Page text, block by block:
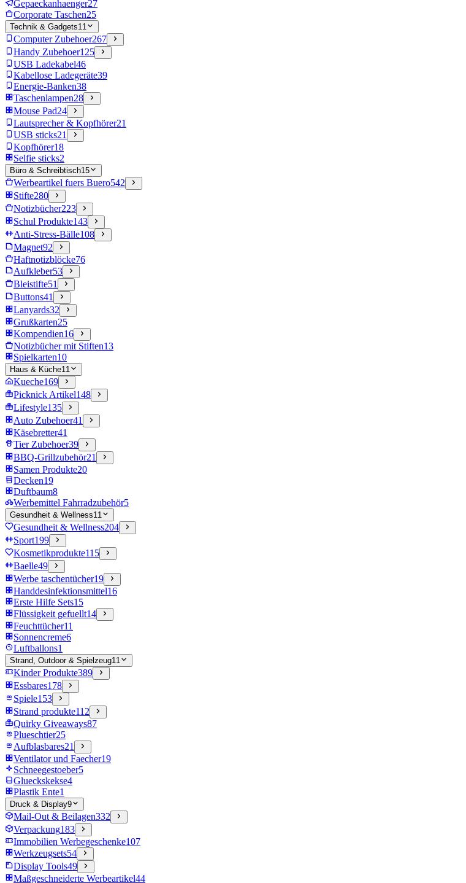
Gepaeckanhaenger27
Corporate Taschen25
Technik & Gadgets11
Computer Zubehoer267
Handy Zubehoer125
USB Ladekabel46
Kabellose Ladegeräte39
Energie-Banken38
Taschenlampen28
Mouse Pad24
Lautsprecher & Kopfhörer21
USB sticks21
Kopfhörer18
Selfie sticks2
Büro & Schreibtisch15
Werbeartikel fuers Buero542
Stifte280
Notizbücher223
Schul Produkte143
Anti-Stress-Bälle108
Magnet92
Haftnotizblöcke76
Aufkleber53
Bleistifte51
Buttons41
Lanyards32
Grußkarten25
Kompendien16
Notizbücher mit Stiften13
Spielkarten10
Haus & Küche11
Kueche169
Picknick Artikel148
Lifestyle135
Auto Zubehoer41
Käsebretter41
Tier Zubehoer39
BBQ-Grillzubehör21
Samen Produkte20
Decken19
Duftbaum8
Werbemittel Fahrradzubehör5
Gesundheit & Wellness11
Gesundheit & Wellness204
Sport199
Kosmetikprodukte115
Baelle49
Werbe taschentücher19
Handdesinfektionsmittel16
Erste Hilfe Sets15
Flüssigkeit gefuellt14
Feuchttücher11
Sonnencreme6
Luftballons1
Strand, Outdoor & Spielzeug11
Kinder Produkte389
Essbares178
Spiele153
Strand produkte112
Quirky Giveaways87
Plueschtier25
Aufblasbares21
Ventilator und Faecher19
Schneegestoeber5
Glueckskekse4
Plastik Ente1
Druck & Display9
Mail-Out & Beilagen332
Verpackung183
Immobilien Werbegeschenke107
Werkzeugsets54
Display Tools49
Maßgeschneiderte Werbeartikel44